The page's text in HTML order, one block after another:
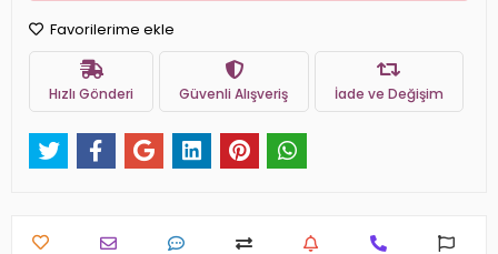
Favorilerime ekle
Hızlı Gönderi Güvenli Alışveriş İade ve Değişim